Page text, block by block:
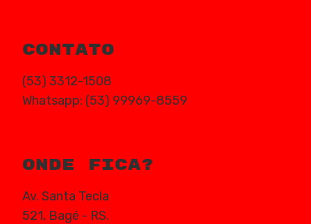
contato
(53) 3312-1508
Whatsapp: (53) 99969-8559
onde fica?
Av. Santa Tecla
521, Bagé - RS.